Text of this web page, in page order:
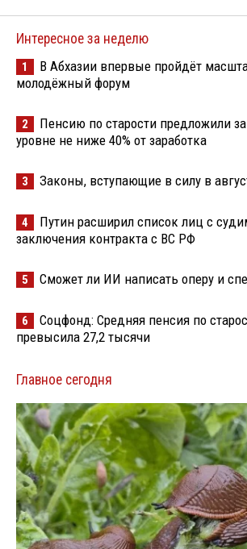
Интересное за неделю
1
В Абхазии впервые пройдёт
молодёжный форум
2
Пенсию по старости предложили
уровне не ниже 40% от заработка
3 Законы, вступающие в силу в
4
Путин расширил список лиц с
заключения контракта с ВС РФ
5 Сможет ли ИИ написать оперу и
6
Соцфонд: Средняя пенсия по
превысила 27,2 тысячи
Главное сегодня